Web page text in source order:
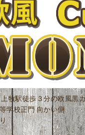
牧駅徒歩３分の欧風黒
学校正門 向かい側